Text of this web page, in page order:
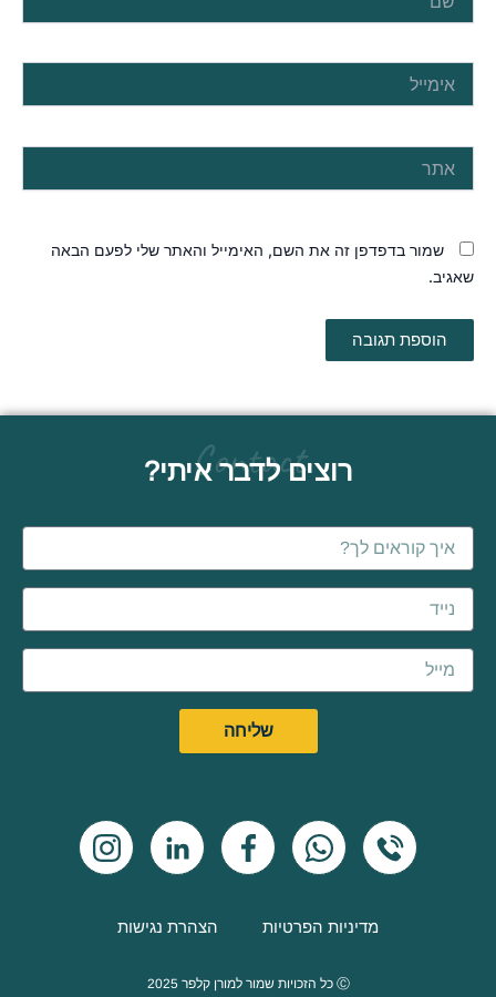
שמור בדפדפן זה את השם, האימייל והאתר שלי לפעם הבאה
שאגיב.
רוצים לדבר איתי?
Contact
Name
Email
שליחה
מדיניות הפרטיות הצהרת נגישות
Ⓒ כל הזכויות שמור למורן קלפר 2025